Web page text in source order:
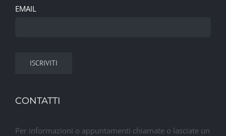
EMAIL
CONTATTI
Per informazioni o appuntamenti chiamate o lasciate un